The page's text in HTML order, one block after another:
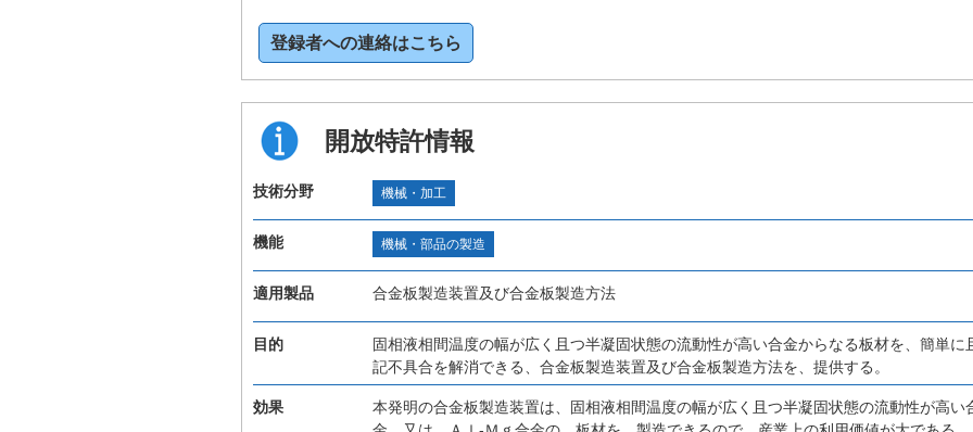
登録者への連絡はこちら
開放特許情報
技術分野 機械・加工
機能 機械・部品の製造
適用製品 合金板製造装置及び合金板製造方法
目的
固相液相間温度の幅が広く且つ半凝固状態の流動性が高い合金からなる板材を、簡単
記不具合を解消できる、合金板製造装置及び合金板製造方法を、提供する。
効果
本発明の合金板製造装置は、固相液相間温度の幅が広く且つ半凝固状態の流動性が高い